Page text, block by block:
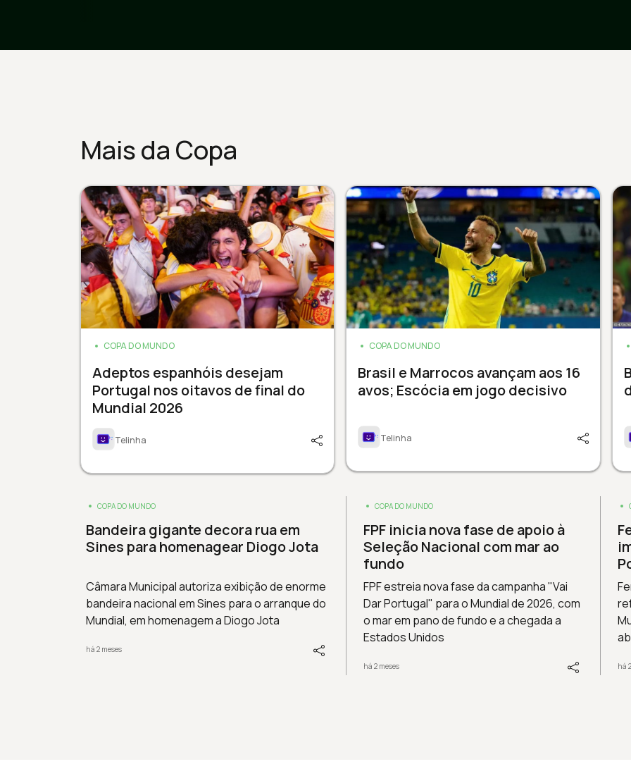
Mais da Copa
COPA DO MUNDO
Adeptos espanhóis desejam
Portugal nos oitavos de final do
Mundial 2026
Telinha
COPA DO MUNDO
Brasil e Marrocos avançam aos 16
avos; Escócia em jogo decisivo
Telinha
COPA DO MUNDO
Bandeira gigante decora rua em
Sines para homenagear Diogo Jota
Câmara Municipal autoriza exibição de enorme
bandeira nacional em Sines para o arranque do
Mundial, em homenagem a Diogo Jota
há 2 meses
COPA DO MUNDO
FPF inicia nova fase de apoio à
Seleção Nacional com mar ao
fundo
FPF estreia nova fase da campanha "Vai
Dar Portugal" para o Mundial de 2026, com
o mar em pano de fundo e a chegada a
Estados Unidos
há 2 meses há